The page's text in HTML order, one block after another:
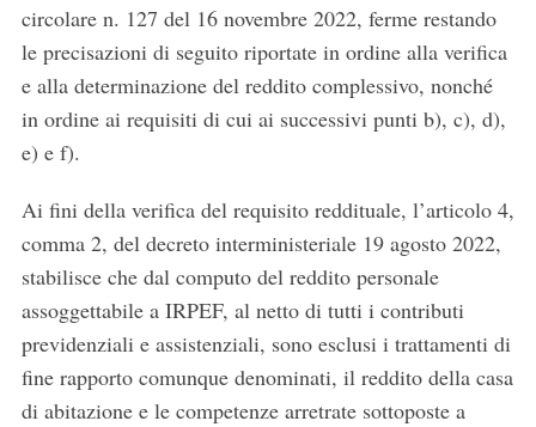
circolare n. 127 del 16 novembre 2022, ferme restando
le precisazioni di seguito riportate in ordine alla verifica
e alla determinazione del reddito complessivo, nonché
in ordine ai requisiti di cui ai successivi punti b), c), d),
e) e f).
Ai fini della verifica del requisito reddituale, l’articolo 4,
comma 2, del decreto interministeriale 19 agosto 2022,
stabilisce che dal computo del reddito personale
assoggettabile a IRPEF, al netto di tutti i contributi
previdenziali e assistenziali, sono esclusi i trattamenti di
fine rapporto comunque denominati, il reddito della casa
di abitazione e le competenze arretrate sottoposte a